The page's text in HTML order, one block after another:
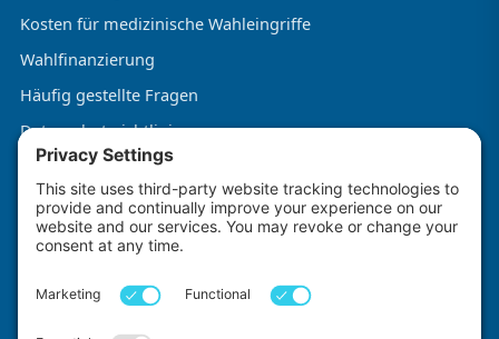
Kosten für medizinische Wahleingriffe
Wahlfinanzierung
Häufig gestellte Fragen
Datenschutzrichtlinie
Allgemeine Geschäftsbedingungen
Cookie-Richtlinie